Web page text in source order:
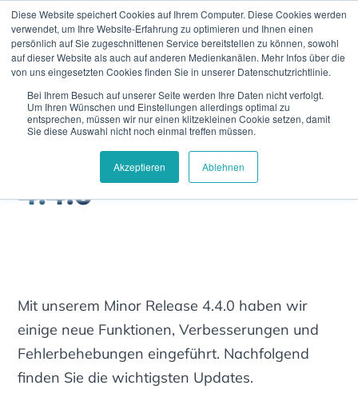
Diese Website speichert Cookies auf Ihrem Computer. Diese Cookies werden
verwendet, um Ihre Website-Erfahrung zu optimieren und Ihnen einen
persönlich auf Sie zugeschnittenen Service bereitstellen zu können, sowohl
auf dieser Website als auch auf anderen Medienkanälen. Mehr Infos über die
von uns eingesetzten Cookies finden Sie in unserer Datenschutzrichtlinie.
Bei Ihrem Besuch auf unserer Seite werden Ihre Daten nicht verfolgt.
Um Ihren Wünschen und Einstellungen allerdings optimal zu
entsprechen, müssen wir nur einen klitzekleinen Cookie setzen, damit
Sie diese Auswahl nicht noch einmal treffen müssen.
Akzeptieren Ablehnen
Home Releases 4.4.0
4.4.0
Mit unserem Minor Release 4.4.0 haben wir
einige neue Funktionen, Verbesserungen und
Fehlerbehebungen eingeführt. Nachfolgend
finden Sie die wichtigsten Updates.